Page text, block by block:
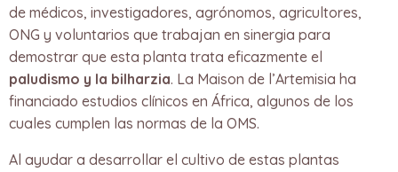
de médicos, investigadores, agrónomos, agricultores,
ONG y voluntarios que trabajan en sinergia para
demostrar que esta planta trata eficazmente el
paludismo y la bilharzia. La Maison de l’Artemisia ha
financiado estudios clínicos en África, algunos de los
cuales cumplen las normas de la OMS.
Al ayudar a desarrollar el cultivo de estas plantas